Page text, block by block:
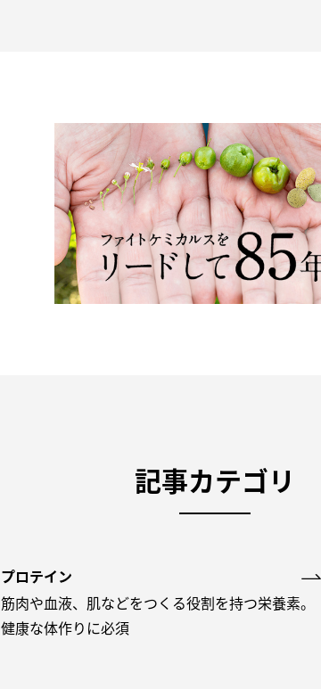
記事カテゴリ
プロテイン
筋肉や血液、肌などをつくる役割を持つ栄養素。
健康な体作りに必須